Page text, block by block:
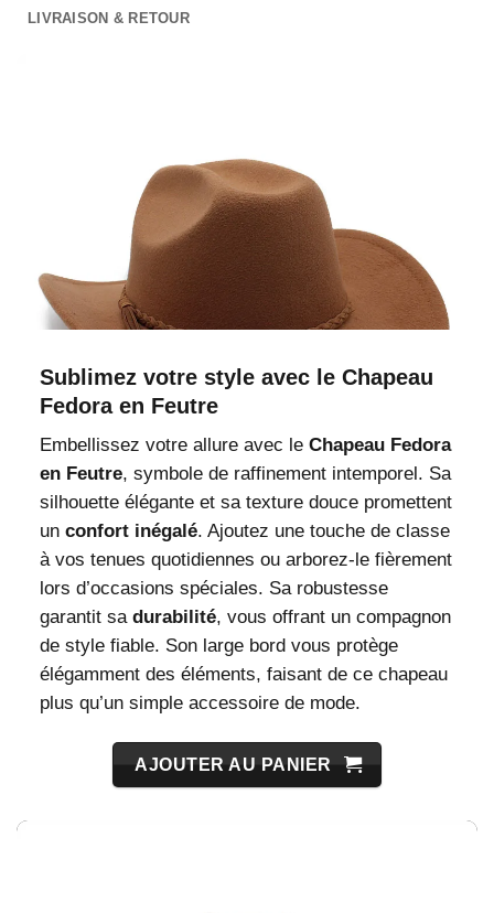
LIVRAISON & RETOUR
Sublimez votre style avec le Chapeau
Fedora en Feutre
Embellissez votre allure avec le Chapeau Fedora
en Feutre, symbole de raffinement intemporel. Sa
silhouette élégante et sa texture douce promettent
un confort inégalé. Ajoutez une touche de classe
à vos tenues quotidiennes ou arborez-le fièrement
lors d’occasions spéciales. Sa robustesse
garantit sa durabilité, vous offrant un compagnon
de style fiable. Son large bord vous protège
élégamment des éléments, faisant de ce chapeau
plus qu’un simple accessoire de mode.
AJOUTER AU PANIER